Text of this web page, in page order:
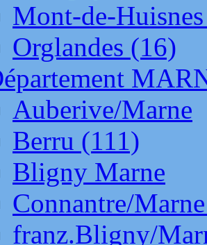
Mont-de-
Orglandes (16)
Auberive/Marne
Berru (111)
Bligny Marne
Connantre/
franz.Bligny/